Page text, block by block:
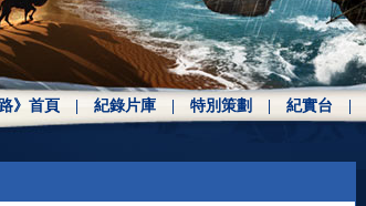
》首頁 紀錄片庫 特別策劃 紀實台